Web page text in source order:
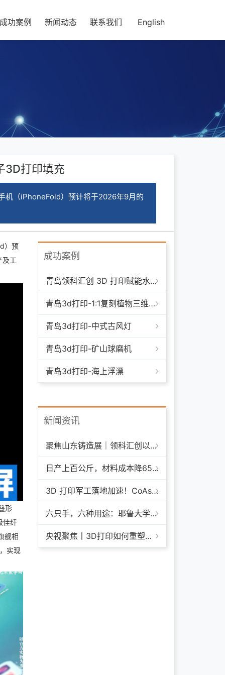
成功案例 新闻动态 联系我们 English
3D打印填充
机（iPhoneFold）预计将于2026年9月的
）预
及工
形
佳纤
舰相
实现
成功案例
青岛领科汇创 3D 打印赋能水下清洁机器人：突破传统制造，深耕海洋智能装备新场景
青岛3d打印-1:1复刻植物三维模型
青岛3d打印-中式古风灯
青岛3d打印-矿山球磨机
青岛3d打印-海上浮漂
新闻资讯
聚焦山东铸造展｜领科汇创以 3D 打印技术赋能铸造模具革新
日产上百公斤，材料成本降65%+，领科汇创FGF颗粒料3D打印机
3D 打印军工落地加速！CoAspire 入选美军 FAMM 导弹项目，RAACM 巡航导弹依托增材制造推进量产
六只手，六种用途：耶鲁大学开发成本仅几百美元的3D打印多功能假肢套装
央视聚焦丨3D打印如何重塑航天制造——1毫米